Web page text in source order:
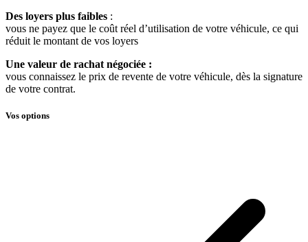
Des loyers plus faibles :
vous ne payez que le coût réel d’utilisation de votre véhicule, ce qui
réduit le montant de vos loyers
Une valeur de rachat négociée :
vous connaissez le prix de revente de votre véhicule, dès la signature
de votre contrat.
Vos options